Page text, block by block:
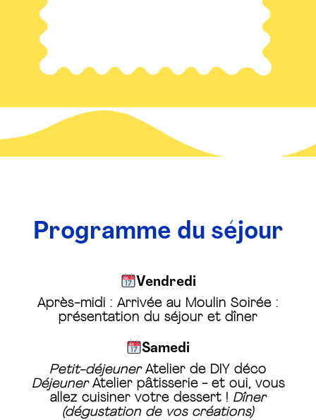
Programme du séjour
Vendredi
Après-midi : Arrivée au Moulin Soirée :
présentation du séjour et dîner
Samedi
Petit-déjeuner Atelier de DIY déco
Déjeuner Atelier pâtisserie - et oui, vous
allez cuisiner votre dessert ! Dîner
(dégustation de vos créations)